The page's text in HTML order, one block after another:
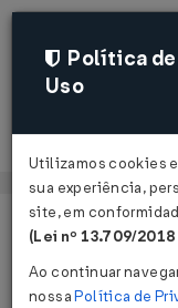
Página Inicial
Política de
Uso
Utilizamos cookies
sua experiência,
site, em
(Lei nº 13.709/2018
Ao continuar
nossaPolítica de